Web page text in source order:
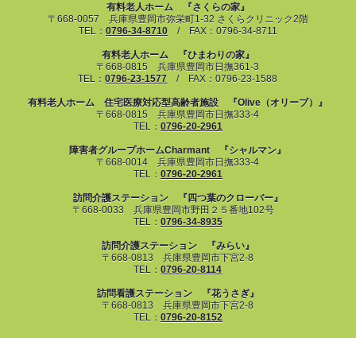
有料老人ホーム 『さくらの家』
〒668-0057 兵庫県豊岡市弥栄町1-32 さくらクリニック2階
TEL： 0796-34-8710/ FAX：0796-34-8711
有料老人ホーム 『ひまわりの家』
〒668-0815 兵庫県豊岡市日撫361-3
TEL：0796-23-1577 / FAX：0796-23-1588
有料老人ホーム 住宅医療対応型高齢者施設 『Olive（オリーブ）』
〒668-0815 兵庫県豊岡市日撫333-4
TEL： 0796-20-2961
障害者グループホームCharmant 『シャルマン』
〒668-0014 兵庫県豊岡市日撫333-4
TEL： 0796-20-2961
訪問介護ステーション 『四つ葉のクローバー』
〒668-0033 兵庫県豊岡市野田２５番地102号
TEL： 0796-34-8935
訪問介護ステーション 『みらい』
〒668-0813 兵庫県豊岡市下宮2-8
TEL：0796-20-8114
訪問看護ステーション 『花うさぎ』
〒668-0813 兵庫県豊岡市下宮2-8
TEL： 0796-20-8152